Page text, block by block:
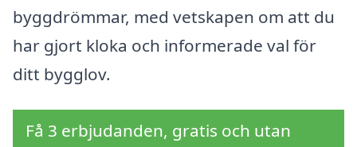
byggdrömmar, med vetskapen om att du
har gjort kloka och informerade val för
ditt bygglov.
Få 3 erbjudanden, gratis och utan